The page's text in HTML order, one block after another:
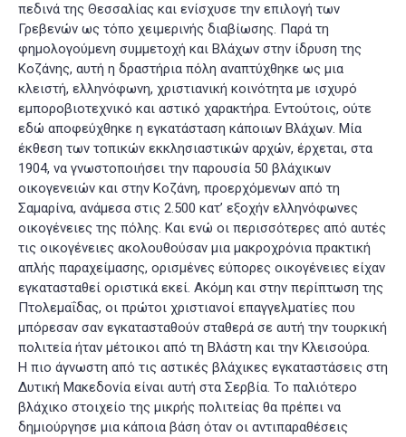
πεδινά της Θεσσαλίας και ενίσχυσε την επιλογή των
Γρεβενών ως τόπο χειμερινής διαβίωσης. Παρά τη
φημολογούμενη συμμετοχή και Βλάχων στην ίδρυση της
Κοζάνης, αυτή η δραστήρια πόλη αναπτύχθηκε ως μια
κλειστή, ελληνόφωνη, χριστιανική κοινότητα με ισχυρό
εμποροβιοτεχνικό και αστικό χαρακτήρα. Εντούτοις, ούτε
εδώ αποφεύχθηκε η εγκατάσταση κάποιων Βλάχων. Μία
έκθεση των τοπικών εκκλησιαστικών αρχών, έρχεται, στα
1904, να γνωστοποιήσει την παρουσία 50 βλάχικων
οικογενειών και στην Κοζάνη, προερχόμενων από τη
Σαμαρίνα, ανάμεσα στις 2.500 κατ’ εξοχήν ελληνόφωνες
οικογένειες της πόλης. Και ενώ οι περισσότερες από αυτές
τις οικογένειες ακολουθούσαν μια μακροχρόνια πρακτική
απλής παραχείμασης, ορισμένες εύπορες οικογένειες είχαν
εγκατασταθεί οριστικά εκεί. Ακόμη και στην περίπτωση της
Πτολεμαΐδας, οι πρώτοι χριστιανοί επαγγελματίες που
μπόρεσαν σαν εγκατασταθούν σταθερά σε αυτή την τουρκική
πολιτεία ήταν μέτοικοι από τη Βλάστη και την Κλεισούρα.
Η πιο άγνωστη από τις αστικές βλάχικες εγκαταστάσεις στη
Δυτική Μακεδονία είναι αυτή στα Σερβία. Το παλιότερο
βλάχικο στοιχείο της μικρής πολιτείας θα πρέπει να
δημιούργησε μια κάποια βάση όταν οι αντιπαραθέσεις